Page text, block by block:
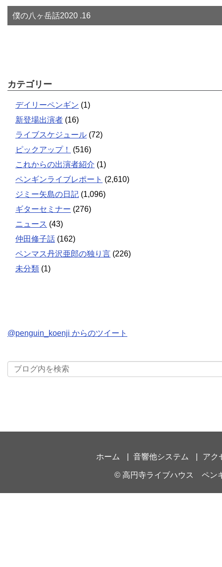
僕の八ヶ岳話2020 .16
カテゴリー
デイリーペンギン (1)
新登場出演者 (16)
ライブスケジュール (72)
ピックアップ！
(516)
これからの出演者紹介 (1)
ペンギンライブレポート (2,610)
ジミー矢島の日記 (1,096)
ギターセミナー (276)
ニュース (43)
仲田修子話 (162)
ペンマス丹沢亜郎の独り言 (226)
未分類 (1)
@penguin_koenji からのツイート
ホーム 音響他システム アク
© 高円寺ライブハウス ペン